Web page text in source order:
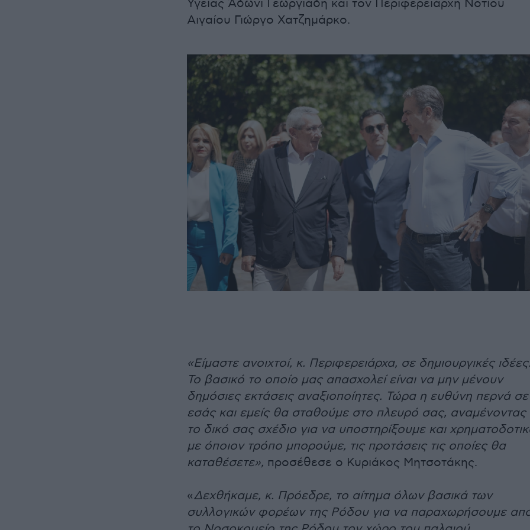
Υγείας Άδωνι Γεωργιάδη και τον Περιφερειάρχη Νοτίου
Αιγαίου Γιώργο Χατζημάρκο.
«Είμαστε ανοιχτοί, κ. Περιφερειάρχα, σε δημιουργικές
Το βασικό το οποίο μας απασχολεί είναι να μην μένουν
δημόσιες εκτάσεις αναξιοποίητες. Τώρα η ευθύνη περνά σε
εσάς και εμείς θα σταθούμε στο πλευρό σας, αναμένοντας
το δικό σας σχέδιο για να υποστηρίξουμε και
με όποιον τρόπο μπορούμε, τις προτάσεις τις οποίες θα
καταθέσετε», προσέθεσε ο Κυριάκος Μητσοτάκης.
«Δεχθήκαμε, κ. Πρόεδρε, το αίτημα όλων βασικά των
συλλογικών φορέων της Ρόδου για να παραχωρήσουμε